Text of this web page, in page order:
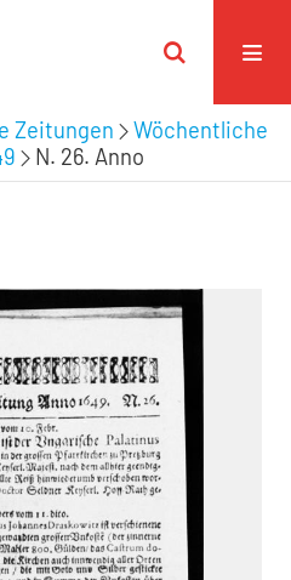
Zeitungen
Wöchentliche
N. 26. Anno